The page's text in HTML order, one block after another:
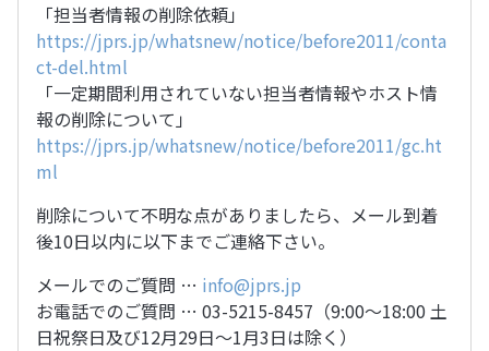
「担当者情報の削除依頼」
https://jprs.jp/whatsnew/notice/before2011/conta
ct-del.html
「一定期間利用されていない担当者情報やホスト情
報の削除について」
https://jprs.jp/whatsnew/notice/before2011/gc.ht
ml
削除について不明な点がありましたら、メール到着
後10日以内に以下までご連絡下さい。
メールでのご質問 … info@jprs.jp
お電話でのご質問 … 03-5215-8457（9:00〜18:00 土
日祝祭日及び12月29日～1月3日は除く）